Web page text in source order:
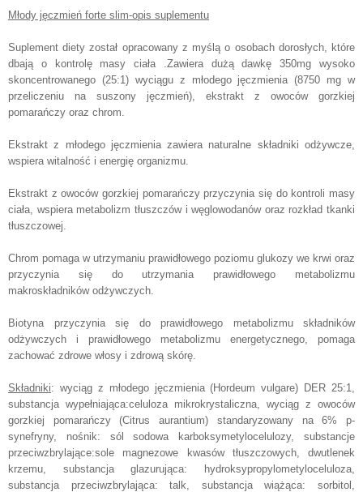
Młody jęczmień forte slim-opis suplementu
Suplement diety został opracowany z myślą o osobach dorosłych, które
dbają o kontrolę masy ciała .Zawiera dużą dawkę 350mg wysoko
skoncentrowanego (25:1) wyciągu z młodego jęczmienia (8750 mg w
przeliczeniu na suszony jęczmień), ekstrakt z owoców gorzkiej
pomarańczy oraz chrom.
Ekstrakt z młodego jęczmienia zawiera naturalne składniki odżywcze,
wspiera witalność i energię organizmu.
Ekstrakt z owoców gorzkiej pomarańczy przyczynia się do kontroli masy
ciała, wspiera metabolizm tłuszczów i węglowodanów oraz rozkład tkanki
tłuszczowej.
Chrom pomaga w utrzymaniu prawidłowego poziomu glukozy we krwi oraz
przyczynia się do utrzymania prawidłowego metabolizmu
makroskładników odżywczych.
Biotyna przyczynia się do prawidłowego metabolizmu składników
odżywczych i prawidłowego metabolizmu energetycznego, pomaga
zachować zdrowe włosy i zdrową skórę.
Składniki: wyciąg z młodego jęczmienia (Hordeum vulgare) DER 25:1,
substancja wypełniająca:celuloza mikrokrystaliczna, wyciąg z owoców
gorzkiej pomarańczy (Citrus aurantium) standaryzowany na 6% p-
synefryny, nośnik: sól sodowa karboksymetylocelulozy, substancje
przeciwzbrylające:sole magnezowe kwasów tłuszczowych, dwutlenek
krzemu, substancja glazurująca: hydroksypropylometyloceluloza,
substancja przeciwzbrylająca: talk, substancja wiążąca: sorbitol,